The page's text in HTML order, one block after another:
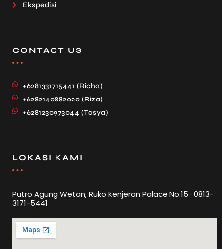
Ekspedisi
CONTACT US
+6281331715441 (Richa)
+6282140882020 (Riza)
+6281230973044 (Tasya)
LOKASI KAMI
Putro Agung Wetan, Ruko Kenjeran Palace No.15 · 0813-
3171-5441